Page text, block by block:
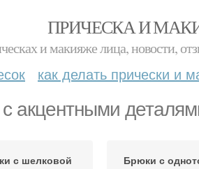
ПРИЧЕСКА И
и макияже лица, новости,
как делать прически и
акцентными
с шелковой
Брюки с